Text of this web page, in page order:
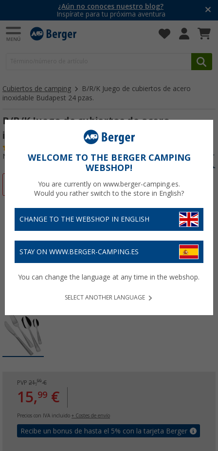
¿Aún no conoces nuestro blog?
Inspírate para tu próxima aventura
Cubiertos de camping
B/R/K Juego de cubiertos de acero
inoxidable Budapest 24 pzas.
B/R/K Juego de cubiertos de acero
inoxidable Budapest 24 pzas.
Nº de artículo 492430
PVP 21,99€
15,99 €
Precios con IVA incluido + Costes de envío
Recibe un bonus de hasta el 5% con la tarjeta Berger
WELCOME TO THE BERGER CAMPING
WEBSHOP!
You are currently on www.berger-camping.es.
Would you rather switch to the store in English?
CHANGE TO THE WEBSHOP IN ENGLISH
STAY ON WWW.BERGER-CAMPING.ES
You can change the language at any time in the webshop.
SELECT ANOTHER LANGUAGE